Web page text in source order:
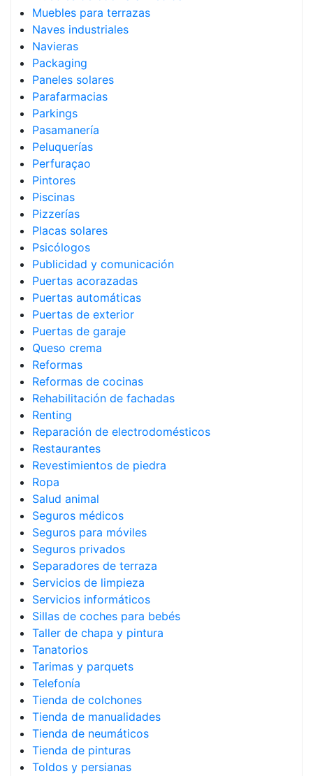
Muebles para terrazas
Naves industriales
Navieras
Packaging
Paneles solares
Parafarmacias
Parkings
Pasamanería
Peluquerías
Perfuraçao
Pintores
Piscinas
Pizzerías
Placas solares
Psicólogos
Publicidad y comunicación
Puertas acorazadas
Puertas automáticas
Puertas de exterior
Puertas de garaje
Queso crema
Reformas
Reformas de cocinas
Rehabilitación de fachadas
Renting
Reparación de electrodomésticos
Restaurantes
Revestimientos de piedra
Ropa
Salud animal
Seguros médicos
Seguros para móviles
Seguros privados
Separadores de terraza
Servicios de limpieza
Servicios informáticos
Sillas de coches para bebés
Taller de chapa y pintura
Tanatorios
Tarimas y parquets
Telefonía
Tienda de colchones
Tienda de manualidades
Tienda de neumáticos
Tienda de pinturas
Toldos y persianas